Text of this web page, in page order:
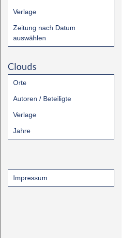
Verlage
Zeitung nach Datum
auswählen
Clouds
Orte
Autoren / Beteiligte
Verlage
Jahre
Impressum